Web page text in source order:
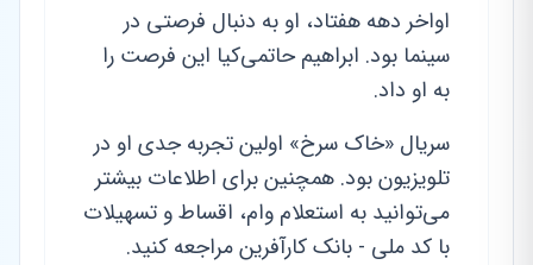
اواخر دهه هفتاد، او به دنبال فرصتی در
سینما بود. ابراهیم حاتمی‌کیا این فرصت را
به او داد.
سریال «خاک سرخ» اولین تجربه جدی او در
تلویزیون بود. همچنین برای اطلاعات بیشتر
می‌توانید به استعلام وام، اقساط و تسهیلات
با کد ملی - بانک کارآفرین مراجعه کنید.